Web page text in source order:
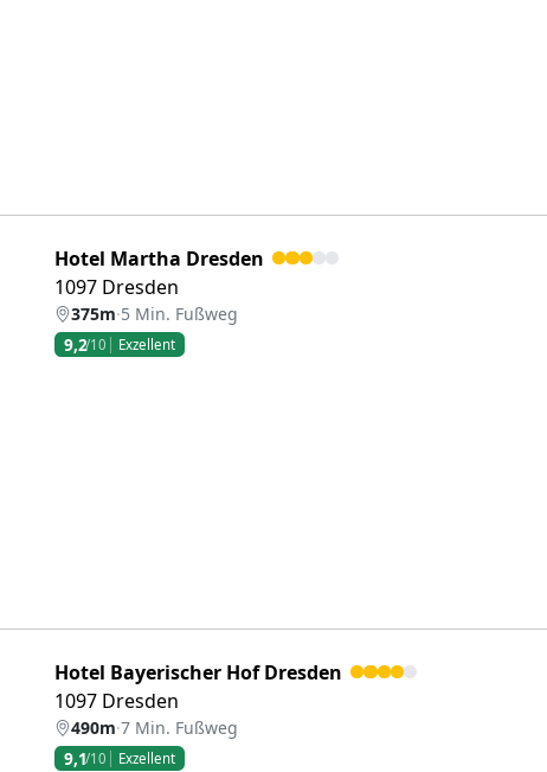
Hotel Martha Dresden
1097 Dresden
375m·5 Min. Fußweg
9,2/10 Exzellent
Hotel Bayerischer Hof Dresden
1097 Dresden
490m·7 Min. Fußweg
9,1/10 Exzellent